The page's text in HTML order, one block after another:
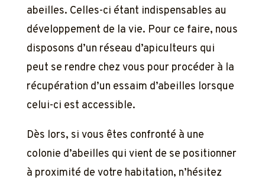
abeilles. Celles-ci étant indispensables au
développement de la vie. Pour ce faire, nous
disposons d’un réseau d’apiculteurs qui
peut se rendre chez vous pour procéder à la
récupération d’un essaim d’abeilles lorsque
celui-ci est accessible.
Dès lors, si vous êtes confronté à une
colonie d’abeilles qui vient de se positionner
à proximité de votre habitation, n’hésitez